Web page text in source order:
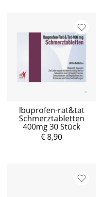
Ibuprofen-rat&tat
Schmerztabletten
400mg 30 Stück
€ 8,90